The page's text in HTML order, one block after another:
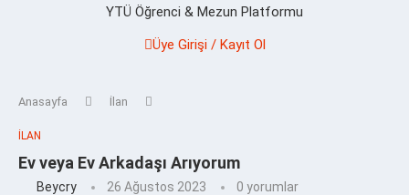
YTÜ Öğrenci & Mezun Platformu
Üye Girişi / Kayıt Ol
Anasayfa İlan
İLAN
Ev veya Ev Arkadaşı Arıyorum
Beycry 26 Ağustos 2023 0 yorumlar